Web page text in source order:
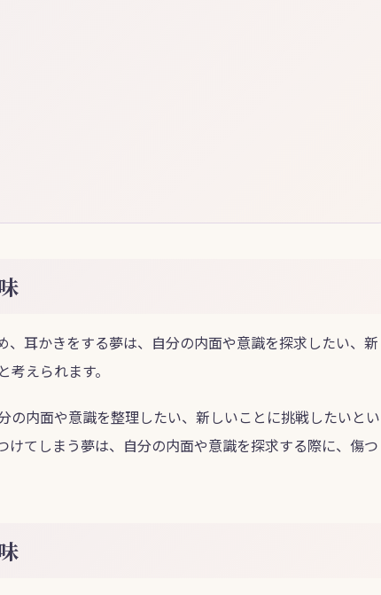
耳かきをする夢は、自分の内面や意識を探求したい、新
えられます。
内面や意識を整理したい、新しいことに挑戦したいとい
けてしまう夢は、自分の内面や意識を探求する際に、傷つ